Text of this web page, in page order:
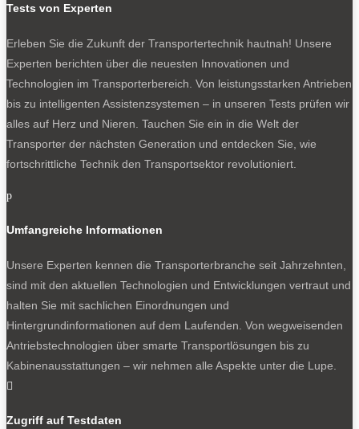
Tests von Experten
Erleben Sie die Zukunft der Transportertechnik hautnah! Unsere
Experten berichten über die neuesten Innovationen und
Technologien im Transporterbereich. Von leistungsstarken Antrieben
bis zu intelligenten Assistenzsystemen – in unseren Tests prüfen wir
alles auf Herz und Nieren. Tauchen Sie ein in die Welt der
Transporter der nächsten Generation und entdecken Sie, wie
fortschrittliche Technik den Transportsektor revolutioniert.
p
Umfangreiche Informationen
Unsere Experten kennen die Transporterbranche seit Jahrzehnten,
sind mit den aktuellen Technologien und Entwicklungen vertraut und
halten Sie mit sachlichen Einordnungen und
Hintergrundinformationen auf dem Laufenden. Von wegweisenden
Antriebstechnologien über smarte Transportlösungen bis zu
Kabinenausstattungen – wir nehmen alle Aspekte unter die Lupe.

Zugriff auf Testdaten